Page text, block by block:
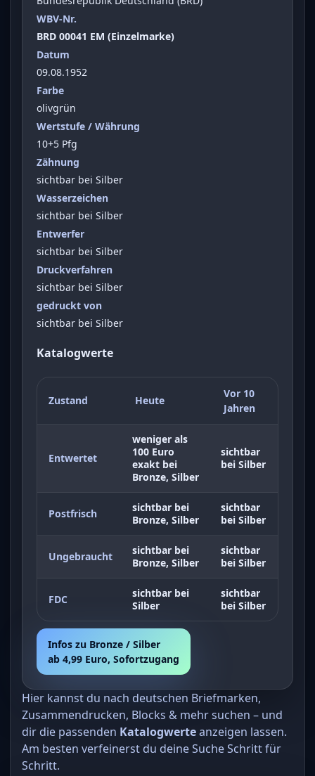
WBV-Nr.
BRD 00041 EM (Einzelmarke)
Datum
09.08.1952
Farbe
olivgrün
Wertstufe / Währung
10+5 Pfg
Zähnung
sichtbar bei Silber
Wasserzeichen
sichtbar bei Silber
Entwerfer
sichtbar bei Silber
Druckverfahren
sichtbar bei Silber
gedruckt von
sichtbar bei Silber
Katalogwerte
Zustand Heute
Vor 10
Jahren
Entwertet
weniger als
100 Euro
exakt bei
Bronze, Silber
sichtbar
bei Silber
Postfrisch
sichtbar bei
Bronze, Silber
sichtbar
bei Silber
Ungebraucht
sichtbar bei
Bronze, Silber
sichtbar
bei Silber
FDC
sichtbar bei
Silber
sichtbar
bei Silber
Infos zu Bronze / Silber
ab 4,99 Euro, Sofortzugang
Hier kannst du nach deutschen Briefmarken,
Zusammendrucken, Blocks & mehr suchen – und
dir die passenden Katalogwerteanzeigen lassen.
Am besten verfeinerst du deine Suche Schritt für
Schritt.